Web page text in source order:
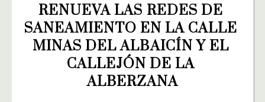
RENUEVA LAS REDES DE
SANEAMIENTO EN LA CALLE
MINAS DEL ALBAICÍN Y EL
CALLEJÓN DE LA
ALBERZANA